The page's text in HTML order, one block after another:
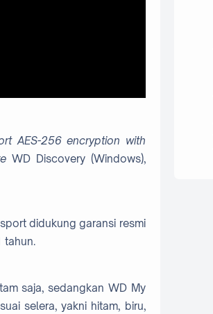
AES-256 encryption with
WD Discovery (Windows),
didukung garansi resmi
tahun.
saja, sedangkan WD My
selera, yakni hitam, biru,